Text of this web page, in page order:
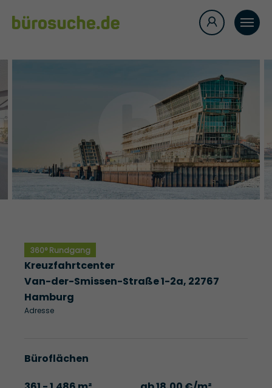
360° Rundgang
Kreuzfahrtcenter
Van-der-Smissen-Straße 1-2a, 22767
Hamburg
Adresse
Büroflächen